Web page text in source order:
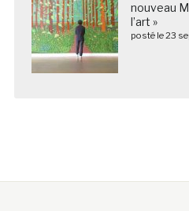
nouveau
l’art »
posté le 23